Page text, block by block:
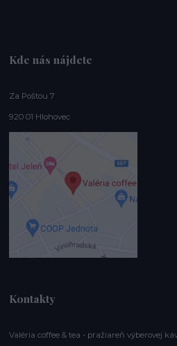
Kde nás nájdete
Za Poštou 7
920 01 Hlohovec
Kontakty
Valéria coffee & tea - pražiareň výberovej